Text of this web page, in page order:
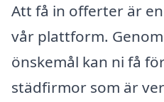
Att få in offerter är
vår plattform.
önskemål kan ni få
städfirmor som är